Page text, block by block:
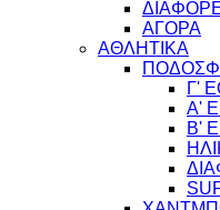
ΑΓΟΡΑ
ΑΘΛΗΤΙΚΑ
Γ'
Α'
Β'